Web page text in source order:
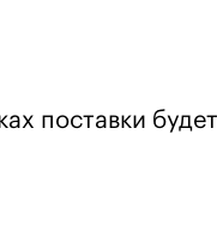
поставки